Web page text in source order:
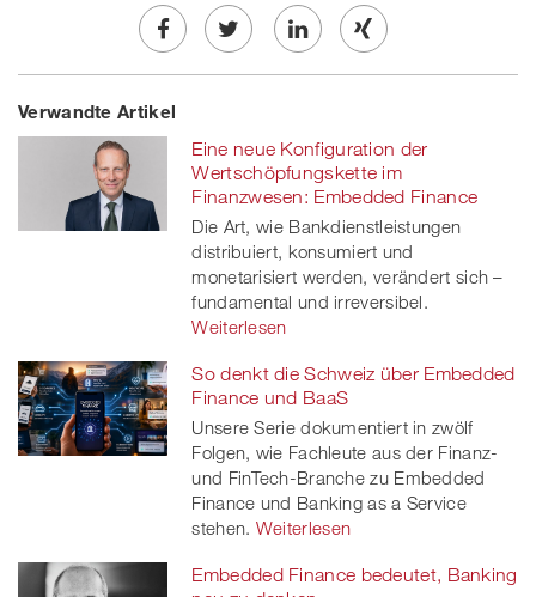
Share
on
Facebook
Twe
on
twitt
er
Share
linkedin
Share
Xing
Verwandte Artikel
Eine neue Konfiguration der
Wertschöpfungskette im
Finanzwesen: Embedded Finance
Die Art, wie Bankdienstleistungen
distribuiert, konsumiert und
monetarisiert werden, verändert sich –
fundamental und irreversibel.
Weiterlesen
So denkt die Schweiz über Embedded
Finance und BaaS
Unsere Serie dokumentiert in zwölf
Folgen, wie Fachleute aus der Finanz-
und FinTech-Branche zu Embedded
Finance und Banking as a Service
stehen. Weiterlesen
Embedded Finance bedeutet, Banking